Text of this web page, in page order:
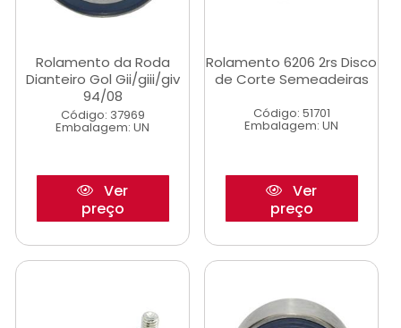
Rolamento da Roda
Dianteiro Gol Gii/giii/giv
94/08
Código: 37969
Embalagem: UN
Ver
preço
Rolamento 6206 2rs Disco
de Corte Semeadeiras
Código: 51701
Embalagem: UN
Ver
preço